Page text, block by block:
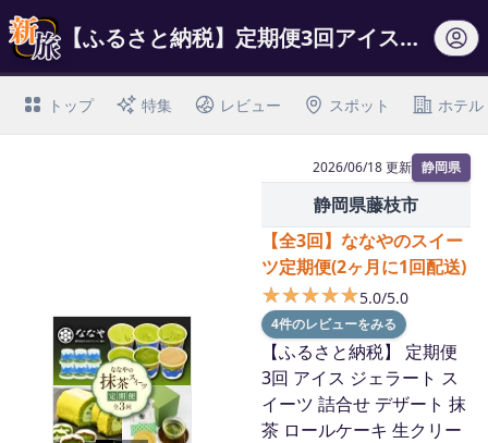
【ふるさと納税】定期便3回アイスジェラートスイーツ詰合せデザート抹茶ロールケーキ…
トップ 特集 レビュー スポット ホテル
2026/06/18 更新 静岡県
静岡県藤枝市
【全3回】ななやのスイー
ツ定期便(2ヶ月に1回配送)
★★★★★
★★★★★5.0/5.0
4件のレビューをみる
【ふるさと納税】 定期便
3回 アイス ジェラート ス
イーツ 詰合せ デザート 抹
茶 ロールケーキ 生クリー